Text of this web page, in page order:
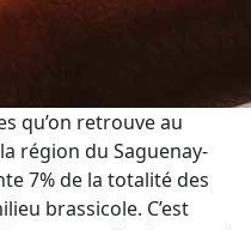
qu’on retrouve au
région du Saguenay-
7% de la totalité des
brassicole. C’est